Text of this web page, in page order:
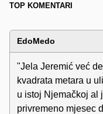
TOP KOMENTARI
EdoMedo
"Jela Jeremić već
kvadrata metara u
u istoj Njemačkoj al
privremeno mjesec